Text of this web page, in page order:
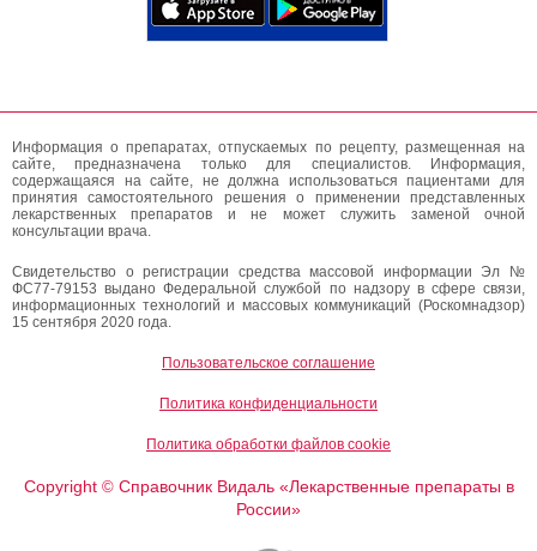
Информация о препаратах, отпускаемых по рецепту, размещенная на
сайте, предназначена только для специалистов. Информация,
содержащаяся на сайте, не должна использоваться пациентами для
принятия самостоятельного решения о применении представленных
лекарственных препаратов и не может служить заменой очной
консультации врача.
Свидетельство о регистрации средства массовой информации Эл №
ФС77-79153 выдано Федеральной службой по надзору в сфере связи,
информационных технологий и массовых коммуникаций (Роскомнадзор)
15 сентября 2020 года.
Пользовательское соглашение
Политика конфиденциальности
Политика обработки файлов cookie
Copyright ©Справочник Видаль «Лекарственные препараты в
России»